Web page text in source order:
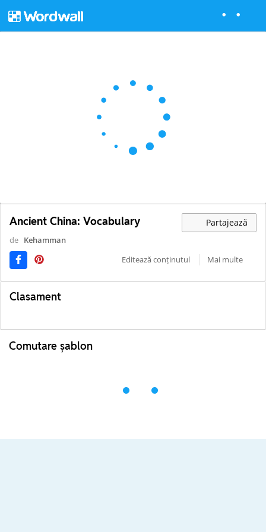
Ancient China: Vocabulary Partajează
de Kehamman
Editează conținutul
Mai multe
Clasament
Comutare șablon